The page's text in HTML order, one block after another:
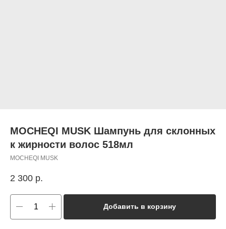
MOCHEQI MUSK Шампунь для склонных
к жирности волос 518мл
MOCHEQI MUSK
2 300 р.
Добавить в корзину